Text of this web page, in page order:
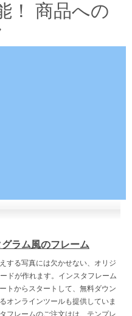
！ 商品への
ラム風のフレーム
する写真には欠かせない、オリジ
ドが作れます。インスタフレーム
トからスタートして、無料ダウン
オンラインツールも提供していま
フレームのご注文はは、テンプレ